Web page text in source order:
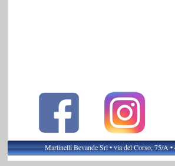
Martinelli Bevande Srl • via del Corso, 75/A